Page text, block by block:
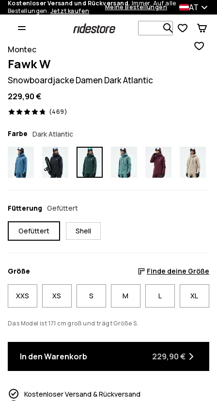
Kostenloser Versand und Rückversand. Immer. Auf alle
Bestellungen. Jetzt kaufen Meine Bestellungen AT
Montec
Fawk W
Snowboardjacke Damen Dark Atlantic
229,90 €
(469)
469 Reviews, 4.8/5
Farbe Dark Atlantic
Fütterung Gefüttert
Gefüttert Shell
Größe Finde deine Größe
XXS XS S M L XL
Das Model ist 171 cm groß und trägt Größe S.
In den Warenkorb 229,90 €
Kostenloser Versand & Rückversand